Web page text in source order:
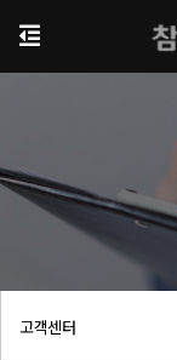
고객센터